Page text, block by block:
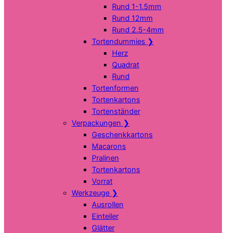
Rund 1-1.5mm
Rund 12mm
Rund 2.5-4mm
Tortendummies ❯
Herz
Quadrat
Rund
Tortenformen
Tortenkartons
Tortenständer
Verpackungen ❯
Geschenkkartons
Macarons
Pralinen
Tortenkartons
Vorrat
Werkzeuge ❯
Ausrollen
Einteiler
Glätter